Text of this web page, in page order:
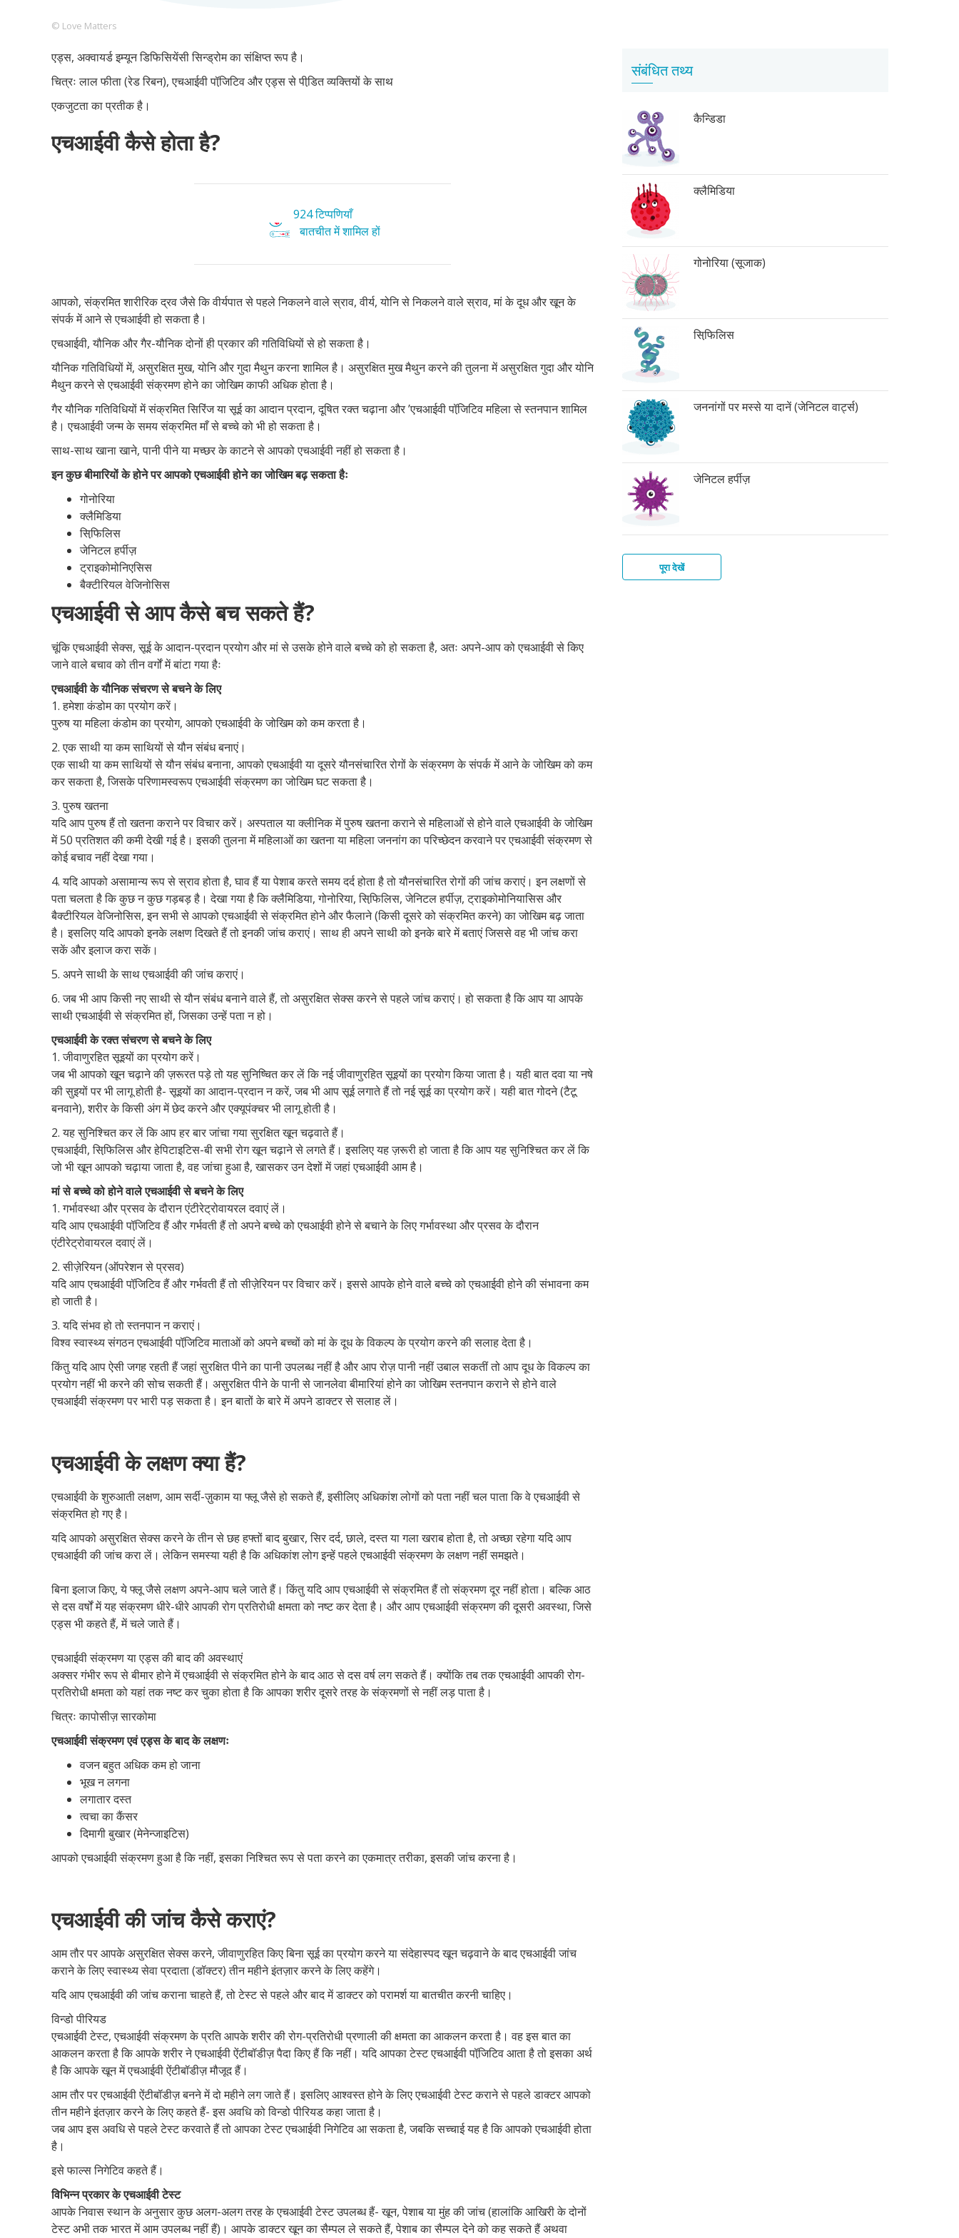
Footer
Company
हमारे सिद्धांत Just Poocho संपर्क करें
© Love Matters
एड्स, अक्वायर्ड इम्यून डिफिसियेंसी सिन्ड्रोम का संक्षिप्त रूप है।
चित्रः लाल फीता (रेड रिबन), एचआईवी पॉजि़टिव और एड्स से पीडि़त व्यक्तियों के साथ
एकजुटता का प्रतीक है।
एचआईवी कैसे होता है?
924 टिप्पणियाँ
बातचीत में शामिल हों
आपको, संक्रमित शारीरिक द्रव जैसे कि वीर्यपात से पहले निकलने वाले स्राव, वीर्य, योनि से निकलने वाले स्राव, मां के दूध और खून के
संपर्क में आने से एचआईवी हो सकता है।
एचआईवी, यौनिक और गैर-यौनिक दोनों ही प्रकार की गतिविधियों से हो सकता है।
यौनिक गतिविधियों में, असुरक्षित मुख, योनि और गुदा मैथुन करना शामिल है। असुरक्षित मुख मैथुन करने की तुलना में असुरक्षित गुदा और योनि
मैथुन करने से एचआईवी संक्रमण होने का जोखिम काफी अधिक होता है।
गैर यौनिक गतिविधियों में संक्रमित सिरिंज या सूई का आदान प्रदान, दूषित रक्त चढ़ाना और ’एचआईवी पॉजि़टिव महिला से स्तनपान शामिल
है। एचआईवी जन्म के समय संक्रमित माँ से बच्चे को भी हो सकता है।
साथ-साथ खाना खाने, पानी पीने या मच्छर के काटने से आपको एचआईवी नहीं हो सकता है।
इन कुछ बीमारियों के होने पर आपको एचआईवी होने का जोखिम बढ़ सकता हैः
गोनोरिया
क्लैमिडिया
सिफि़लिस
जेनिटल हर्पीज़
ट्राइकोमोनिएसिस
बैक्टीरियल वेजिनोसिस
एचआईवी से आप कैसे बच सकते हैं?
चूंकि एचआईवी सेक्स, सूई के आदान-प्रदान प्रयोग और मां से उसके होने वाले बच्चे को हो सकता है, अतः अपने-आप को एचआईवी से किए
जाने वाले बचाव को तीन वर्गों में बांटा गया हैः
एचआईवी के यौनिक संचरण से बचने के लिए
1. हमेशा कंडोम का प्रयोग करें।
पुरुष या महिला कंडोम का प्रयोग, आपको एचआईवी के जोखिम को कम करता है।
2. एक साथी या कम साथियों से यौन संबंध बनाएं।
एक साथी या कम साथियों से यौन संबंध बनाना, आपको एचआईवी या दूसरे यौनसंचारित रोगों के संक्रमण के संपर्क में आने के जोखिम को कम
कर सकता है, जिसके परिणामस्वरूप एचआईवी संक्रमण का जोखिम घट सकता है।
3. पुरुष खतना
यदि आप पुरुष हैं तो खतना कराने पर विचार करें। अस्पताल या क्लीनिक में पुरुष खतना कराने से महिलाओं से होने वाले एचआईवी के जोखिम
में 50 प्रतिशत की कमी देखी गई है। इसकी तुलना में महिलाओं का खतना या महिला जननांग का परिच्छेदन करवाने पर एचआईवी संक्रमण से
कोई बचाव नहीं देखा गया।
4. यदि आपको असामान्य रूप से स्राव होता है, घाव हैं या पेशाब करते समय दर्द होता है तो यौनसंचारित रोगों की जांच कराएं। इन लक्षणों से
पता चलता है कि कुछ न कुछ गड़बड़ है। देखा गया है कि क्लैमिडिया, गोनोरिया, सिफि़लिस, जेनिटल हर्पीज़, ट्राइकोमोनियासिस और
बैक्टीरियल वेजिनोसिस, इन सभी से आपको एचआईवी से संक्रमित होने और फैलाने (किसी दूसरे को संक्रमित करने) का जोखिम बढ़ जाता
है। इसलिए यदि आपको इनके लक्षण दिखते हैं तो इनकी जांच कराएं। साथ ही अपने साथी को इनके बारे में बताएं जिससे वह भी जांच करा
सकें और इलाज करा सकें।
5. अपने साथी के साथ एचआईवी की जांच कराएं।
6. जब भी आप किसी नए साथी से यौन संबंध बनाने वाले हैं, तो असुरक्षित सेक्स करने से पहले जांच कराएं। हो सकता है कि आप या आपके
साथी एचआईवी से संक्रमित हों, जिसका उन्हें पता न हो।
एचआईवी के रक्त संचरण से बचने के लिए
1. जीवाणुरहित सूइयों का प्रयोग करें।
जब भी आपको खून चढ़ाने की ज़रूरत पड़े तो यह सुनिष्चित कर लें कि नई जीवाणुरहित सूइयों का प्रयोग किया जाता है। यही बात दवा या नषे
की सुइयों पर भी लागू होती है- सूइयों का आदान-प्रदान न करें, जब भी आप सूई लगाते हैं तो नई सूई का प्रयोग करें। यही बात गोदने (टैटू
बनवाने), शरीर के किसी अंग में छेद करने और एक्यूपंक्चर भी लागू होती है।
2. यह सुनिश्चित कर लें कि आप हर बार जांचा गया सुरक्षित खून चढ़वाते हैं।
एचआईवी, सिफि़लिस और हेपिटाइटिस-बी सभी रोग खून चढ़ाने से लगते हैं। इसलिए यह ज़रूरी हो जाता है कि आप यह सुनिश्चित कर लें कि
जो भी खून आपको चढ़ाया जाता है, वह जांचा हुआ है, खासकर उन देशों में जहां एचआईवी आम है।
मां से बच्चे को होने वाले एचआईवी से बचने के लिए
1. गर्भावस्था और प्रसव के दौरान एंटीरेट्रोवायरल दवाएं लें।
यदि आप एचआईवी पॉजि़टिव हैं और गर्भवती हैं तो अपने बच्चे को एचआईवी होने से बचाने के लिए गर्भावस्था और प्रसव के दौरान
एंटीरेट्रोवायरल दवाएं लें।
2. सीज़ेरियन (ऑपरेशन से प्रसव)
यदि आप एचआईवी पॉजि़टिव हैं और गर्भवती हैं तो सीज़ेरियन पर विचार करें। इससे आपके होने वाले बच्चे को एचआईवी होने की संभावना कम
हो जाती है।
3. यदि संभव हो तो स्तनपान न कराएं।
विश्व स्वास्थ्य संगठन एचआईवी पॉजि़टिव माताओं को अपने बच्चों को मां के दूध के विकल्प के प्रयोग करने की सलाह देता है।
किंतु यदि आप ऐसी जगह रहती हैं जहां सुरक्षित पीने का पानी उपलब्ध नहीं है और आप रोज़ पानी नहीं उबाल सकतीं तो आप दूध के विकल्प का
प्रयोग नहीं भी करने की सोच सकती हैं। असुरक्षित पीने के पानी से जानलेवा बीमारियां होने का जोखिम स्तनपान कराने से होने वाले
एचआईवी संक्रमण पर भारी पड़ सकता है। इन बातों के बारे में अपने डाक्टर से सलाह लें।
एचआईवी के लक्षण क्या हैं?
एचआईवी के शुरुआती लक्षण, आम सर्दी-ज़ुकाम या फ्लू जैसे हो सकते हैं, इसीलिए अधिकांश लोगों को पता नहीं चल पाता कि वे एचआईवी से
संक्रमित हो गए है।
यदि आपको असुरक्षित सेक्स करने के तीन से छह हफ्तों बाद बुखार, सिर दर्द, छाले, दस्त या गला खराब होता है, तो अच्छा रहेगा यदि आप
एचआईवी की जांच करा लें। लेकिन समस्या यही है कि अधिकांश लोग इन्हें पहले एचआईवी संक्रमण के लक्षण नहीं समझते।
बिना इलाज किए, ये फ्लू जैसे लक्षण अपने-आप चले जाते हैं। किंतु यदि आप एचआईवी से संक्रमित हैं तो संक्रमण दूर नहीं होता। बल्कि आठ
से दस वर्षों में यह संक्रमण धीरे-धीरे आपकी रोग प्रतिरोधी क्षमता को नष्ट कर देता है। और आप एचआईवी संक्रमण की दूसरी अवस्था, जिसे
एड्स भी कहते हैं, में चले जाते हैं।
एचआईवी संक्रमण या एड्स की बाद की अवस्थाएं
अक्सर गंभीर रूप से बीमार होने में एचआईवी से संक्रमित होने के बाद आठ से दस वर्ष लग सकते हैं। क्योंकि तब तक एचआईवी आपकी रोग-
प्रतिरोधी क्षमता को यहां तक नष्ट कर चुका होता है कि आपका शरीर दूसरे तरह के संक्रमणों से नहीं लड़ पाता है।
चित्रः कापोसीज़ सारकोमा
एचआईवी संक्रमण एवं एड्स के बाद के लक्षणः
वजन बहुत अधिक कम हो जाना
भूख न लगना
लगातार दस्त
त्वचा का कैंसर
दिमागी बुखार (मेनेन्जाइटिस)
आपको एचआईवी संक्रमण हुआ है कि नहीं, इसका निश्चित रूप से पता करने का एकमात्र तरीका, इसकी जांच करना है।
एचआईवी की जांच कैसे कराएं?
आम तौर पर आपके असुरक्षित सेक्स करने, जीवाणुरहित किए बिना सूई का प्रयोग करने या संदेहास्पद खून चढ़वाने के बाद एचआईवी जांच
कराने के लिए स्वास्थ्य सेवा प्रदाता (डॉक्टर) तीन महीने इंतज़ार करने के लिए कहेंगे।
यदि आप एचआईवी की जांच कराना चाहते हैं, तो टेस्ट से पहले और बाद में डाक्टर को परामर्श या बातचीत करनी चाहिए।
विन्डो पीरियड
एचआईवी टेस्ट, एचआईवी संक्रमण के प्रति आपके शरीर की रोग-प्रतिरोधी प्रणाली की क्षमता का आकलन करता है। वह इस बात का
आकलन करता है कि आपके शरीर ने एचआईवी ऐंटीबॉडीज़ पैदा किए हैं कि नहीं। यदि आपका टेस्ट एचआईवी पॉजि़टिव आता है तो इसका अर्थ
है कि आपके खून में एचआईवी ऐंटीबॉडीज़ मौजूद हैं।
आम तौर पर एचआईवी ऐंटीबॉडीज़ बनने में दो महीने लग जाते हैं। इसलिए आश्वस्त होने के लिए एचआईवी टेस्ट कराने से पहले डाक्टर आपको
तीन महीने इंतज़ार करने के लिए कहते हैं- इस अवधि को विन्डो पीरियड कहा जाता है।
जब आप इस अवधि से पहले टेस्ट करवाते हैं तो आपका टेस्ट एचआईवी निगेटिव आ सकता है, जबकि सच्चाई यह है कि आपको एचआईवी होता
है।
इसे फाल्स निगेटिव कहते हैं।
विभिन्न प्रकार के एचआईवी टेस्ट
आपके निवास स्थान के अनुसार कुछ अलग-अलग तरह के एचआईवी टेस्ट उपलब्ध हैं- खून, पेशाब या मुंह की जांच (हालांकि आखिरी के दोनों
टेस्ट अभी तक भारत में आम उपलब्ध नहीं हैं)। आपके डाक्टर खून का सैम्पल ले सकते हैं, पेशाब का सैम्पल देने को कह सकते हैं अथवा
संबंधित तथ्य
कैन्डिडा
क्लैमिडिया
गोनोरिया (सूजाक)
सिफि़लिस
जननांगों पर मस्से या दानें (जेनिटल वार्ट्स)
जेनिटल हर्पीज़
पूरा देखें